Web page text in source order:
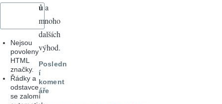
Nejsou
povoleny
HTML
značky.
Řádky a
odstavce
se zalomí
ůa
mnoho
dalších
výhod.
Posledn
í
koment
áře